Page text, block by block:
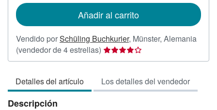
envío
Añadir al carrito
Vendido porSchüling Buchkurier, Münster, Alemania
(vendedor de 4 estrellas) Calificación
del
4
de
Detalles del artículo Los detalles del vendedor
Descripción